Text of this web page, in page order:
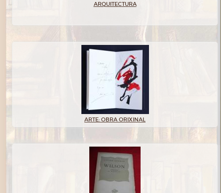
ARQUITECTURA
ARTE: OBRA ORIXINAL